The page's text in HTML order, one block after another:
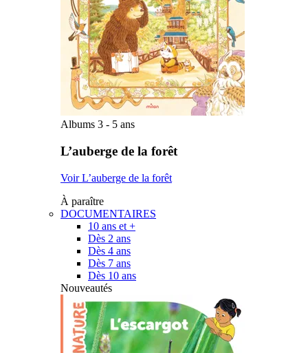
Albums 3 - 5 ans
L’auberge de la forêt
Voir L’auberge de la forêt
À paraître
DOCUMENTAIRES
10 ans et +
Dès 2 ans
Dès 4 ans
Dès 7 ans
Dès 10 ans
Nouveautés